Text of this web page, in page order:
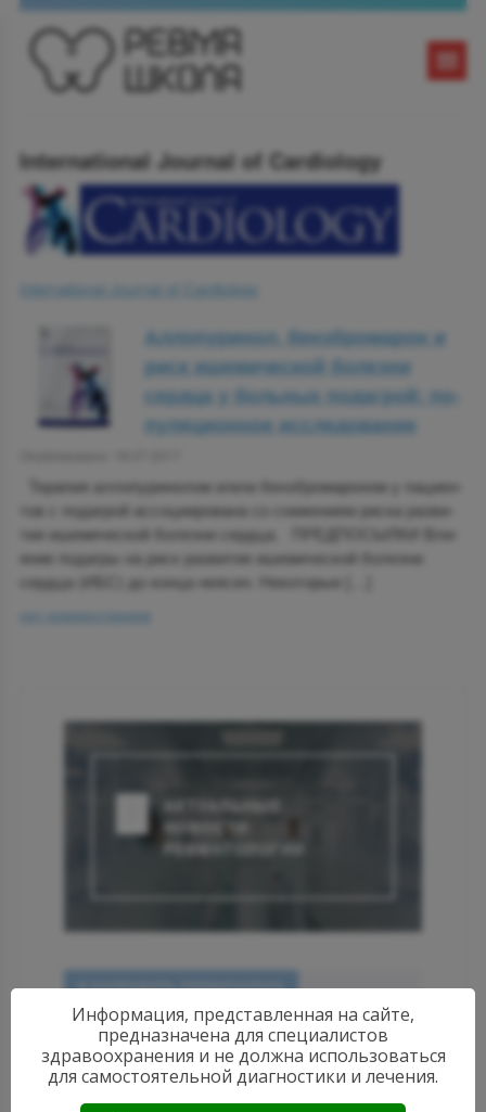
International Journal of Cardiology
International Journal of Cardiology
Ал­ло­пу­ри­нол, бен­збро­ма­рон и
риск ише­ми­че­ской бо­лез­ни
серд­ца у боль­ных по­дагрой: по­
пуля­ци­он­ное ис­сле­до­ва­ние
Те­ра­пия ал­ло­пу­ри­но­лом и/или бен­збро­ма­ро­ном у па­ци­ен­
тов с по­дагрой ас­со­ци­и­ро­ва­на со сни­же­ни­ем рис­ка раз­ви­
тия ише­ми­че­ской бо­лез­ни серд­ца. ПРЕДПОСЫЛКИ Вли­
я­ние по­даг­ры на риск раз­ви­тия ише­ми­че­ской бо­лез­ни
серд­ца (ИБС) до кон­ца неясен. Неко­то­рые […]
нет комментариев
АКТУАЛЬНЫЕ
НОВОСТИ
РЕВМАТОЛОГИИ
В КАЛЕНДАРЬ РЕВМАТОЛОГА
Август 2026
Пн Вт Ср Чт Пт Сб Вс
Информация, представленная на сайте,
предназначена для специалистов
здравоохранения и не должна использоваться
для самостоятельной диагностики и лечения.